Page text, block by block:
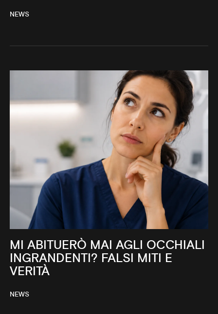
NEWS
MI ABITUERÒ MAI AGLI OCCHIALI
INGRANDENTI? FALSI MITI E
VERITÀ
NEWS